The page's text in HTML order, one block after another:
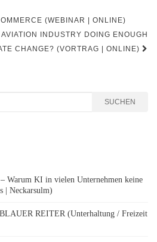
(WEBINAR | ONLINE)
INDUSTRY DOING ENOUGH
CHANGE? (VORTRAG | ONLINE)
SUCHEN
Warum KI in vielen Unternehmen keine
| Neckarsulm)
REITER (Unterhaltung / Freizeit